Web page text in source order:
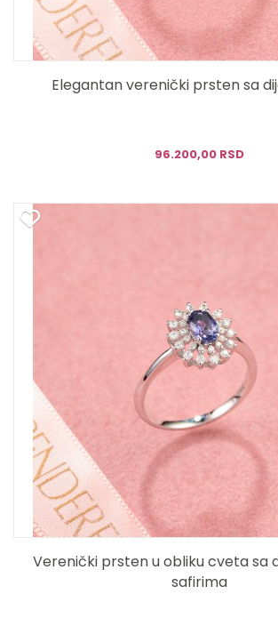
Elegantan verenički prsten sa
96.200,00 RSD
Verenički prsten u obliku cveta sa
safirima